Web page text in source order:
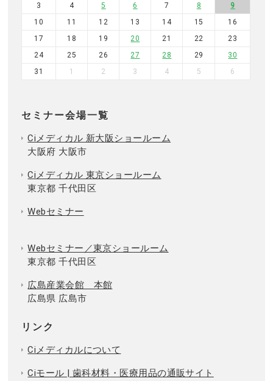
3
4 5 6 7 8
9
10
11 12 13 14 15
16
17
18 19 20 21 22
23
24
25 26 27 28 29
30
31
1 2 3 4 5 6
セミナー会場一覧
Ciメディカル 新大阪ショールーム
大阪府 大阪市
Ciメディカル 東京ショールーム
東京都 千代田区
Webセミナー
Webセミナー／東京ショールーム
東京都 千代田区
広島産業会館 本館
広島県 広島市
リンク
Ciメディカルについて
Ciモール | 歯科材料・医療用品の通販サイト